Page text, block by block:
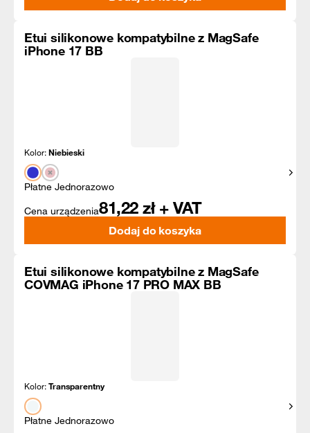
Etui silikonowe kompatybilne z MagSafe
iPhone 17 BB
Kolor:Niebieski
Płatne Jednorazowo
Cena urządzenia81,22 zł + VAT
Dodaj do koszyka
Etui silikonowe kompatybilne z MagSafe
COVMAG iPhone 17 PRO MAX BB
Kolor:Transparentny
Płatne Jednorazowo